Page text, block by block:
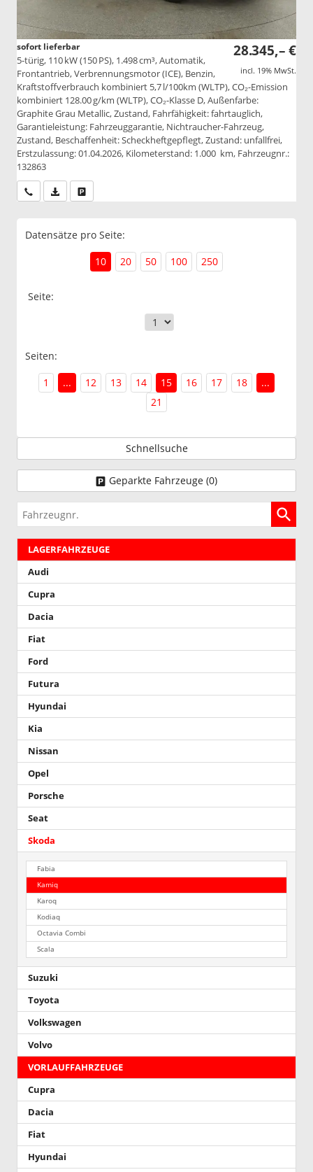
28.345,– €
incl. 19% MwSt.
sofort lieferbar
5-türig, 110 kW (150 PS), 1.498 cm³, Automatik,
Frontantrieb, Verbrennungsmotor (ICE), Benzin,
Kraftstoffverbrauch kombiniert 5,7 l/100km (WLTP), CO₂-Emission
kombiniert 128.00 g/km (WLTP), CO₂-Klasse D, Außenfarbe:
Graphite Grau Metallic, Zustand, Fahrfähigkeit: fahrtauglich,
Garantieleistung: Fahrzeuggarantie, Nichtraucher-Fahrzeug,
Zustand, Beschaffenheit: Scheckheftgepflegt, Zustand: unfallfrei,
Erstzulassung: 01.04.2026, Kilometerstand: 1.000 km, Fahrzeugnr.:
132863
Wir rufen Sie anPDF-Datei, Fahrzeugexposé drucken
Datensätze pro Seite:
10
20 50 100 250
Seite:
Seiten:
1
... 12 13 14 15 16 17 18
...
21
Schnellsuche
Geparkte Fahrzeuge (0)
Fahrzeugnr.
LAGERFAHRZEUGE
Audi
Cupra
Dacia
Fiat
Ford
Futura
Hyundai
Kia
Nissan
Opel
Porsche
Seat
Skoda
Fabia
Kamiq
Karoq
Kodiaq
Octavia Combi
Scala
Suzuki
Toyota
Volkswagen
Volvo
VORLAUFFAHRZEUGE
Cupra
Dacia
Fiat
Hyundai